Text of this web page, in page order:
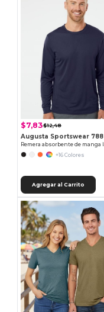
$7,83$12,48
Augusta Sportswear 788
+16 Colores
Agregar al Carrito